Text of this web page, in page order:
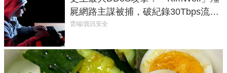
屍網路主謀被捕，破紀錄30Tbps流量
癱瘓全球！
雲端/資訊安全